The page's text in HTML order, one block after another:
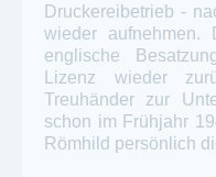
Druckereibetrieb -
wieder aufnehmen.
englische
Lizenz wieder
Treuhänder zur
schon im Frühjahr
Römhild persönlich